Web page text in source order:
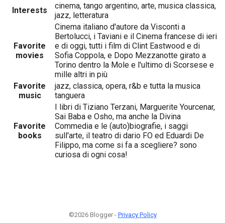
Interests
cinema, tango argentino, arte, musica classica,
jazz, letteratura
Favorite
movies
Cinema italiano d'autore da Visconti a
Bertolucci, i Taviani e il Cinema francese di ieri
e di oggi, tutti i film di Clint Eastwood e di
Sofia Coppola, e Dopo Mezzanotte girato a
Torino dentro la Mole e l'ultimo di Scorsese e
mille altri in più
Favorite
music
jazz, classica, opera, r&b e tutta la musica
tanguera
Favorite
books
I libri di Tiziano Terzani, Marguerite Yourcenar,
Sai Baba e Osho, ma anche la Divina
Commedia e le (auto)biografie, i saggi
sull'arte, il teatro di dario FO ed Eduardi De
Filippo, ma come si fa a scegliere? sono
curiosa di ogni cosa!
©2026 Blogger - Privacy Policy